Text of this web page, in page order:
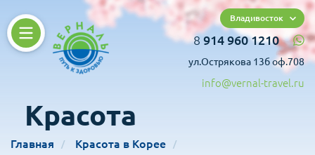
Владивосток
8 914 960 1210
ул.Острякова 13б оф.708
info@vernal-travel.ru
Красота
Главная
Красота в Корее